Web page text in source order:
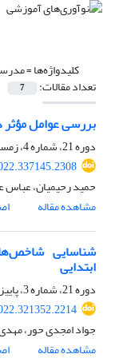
کلیدواژه‌ها =
تعداد مقالات: 7
بررسی عوامل
دوره 21، شماره 4، زمستان 1401، صفحه
حمید رحیمیان، عباس
مشاهده مقاله
شناسایی
ابتدایی
دوره 21، شماره 3، پاییز 1401، صفحه
جواد امجدی حور،
مشاهده مقاله